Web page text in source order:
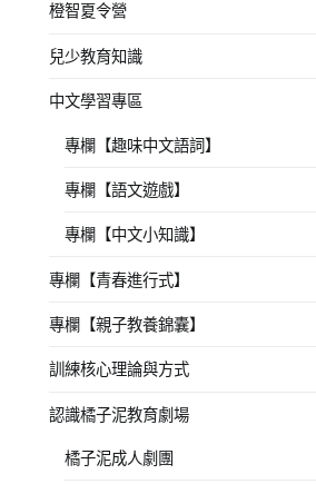
橙智夏令營
兒少教育知識
中文學習專區
專欄【趣味中文語詞】
專欄【語文遊戲】
專欄【中文小知識】
專欄【青春進行式】
專欄【親子教養錦囊】
訓練核心理論與方式
認識橘子泥教育劇場
橘子泥成人劇團